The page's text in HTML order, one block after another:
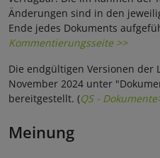
Änderungen sind in den
Ende jedes Dokuments
Kommentierungsseite >>
Die endgültigen Versionen der
November 2024 unter
bereitgestellt. (QS -
Meinung